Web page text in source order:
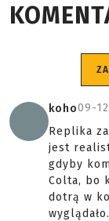
koho09-
Replika
jest
gdyby
Colta, bo
dotrą w